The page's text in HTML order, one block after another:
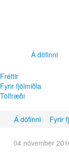
Á döfinni
Fréttir
Fyrir fjölmiðla
Tölfræði
Á döfinni Fyrir
04 nóvember